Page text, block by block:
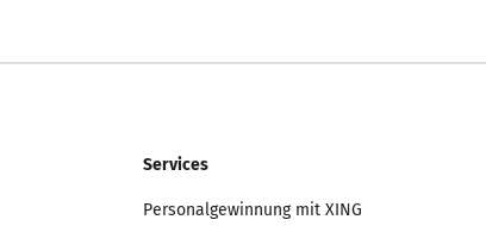
Services
Personalgewinnung mit XING